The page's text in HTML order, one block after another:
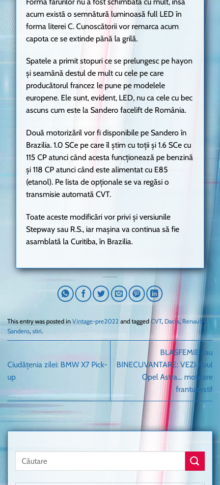
acum există o semnătură luminoasă full LED în
forma literei C. Cunoscătorii vor remarca acum
capota ce se extinde până la grilă.
Spatele a primit stopuri ce se prelungesc pe hayon
și seamănă destul de mult cu cele pe care
producătorul francez le pune pe modelele
europene. Ele sunt, evident, LED, nu ca cele cu bec
ascuns cum este la Sandero facelift de România.
Două motorizăril vor fi disponibile pe Sandero în
Brazilia. 1.0 SCe pe care îl știm cu toții și 1.6 SCe cu
115 CP atunci când acesta funcționează pe benzină
și 118 CP atunci când este alimentat cu E85
(etanol). Pe lista de opționale se va regăsi o
transmisie automată CVT.
Toate aceste modificări vor privi și versiunile
Stepway sau R.S., iar mașina va continua să fie
asamblată la Curitiba, în Brazilia.
This entry was posted in Vintage-pre2022 and taggedCVT, Dacia, Renault,
Sandero, stiri.
Ciudățenia zilei: BMW X7 Pick-
up
BLASFEMIE sau
BINECUVANTARE: VEZI noul
Opel Astra… motoare
frantuzesti!